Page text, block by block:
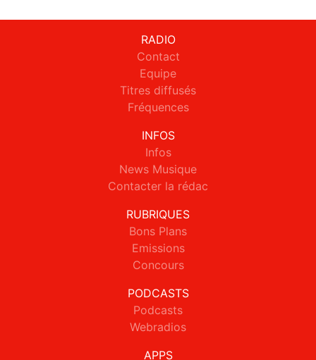
RADIO
Contact
Equipe
Titres diffusés
Fréquences
INFOS
Infos
News Musique
Contacter la rédac
RUBRIQUES
Bons Plans
Emissions
Concours
PODCASTS
Podcasts
Webradios
APPS